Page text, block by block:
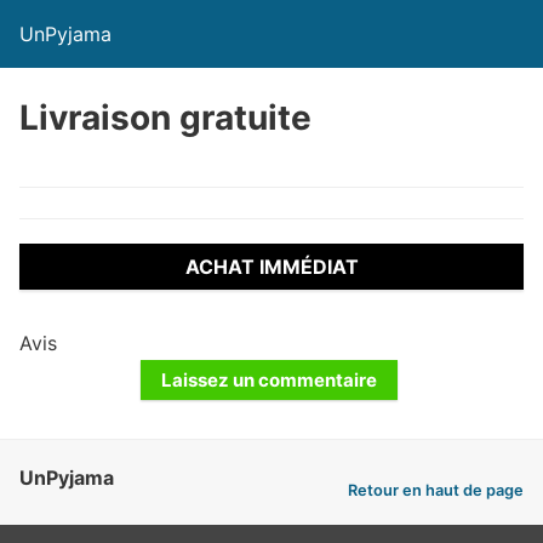
UnPyjama
Livraison gratuite
ACHAT IMMÉDIAT
Avis
Laissez un commentaire
UnPyjama
Retour en haut de page